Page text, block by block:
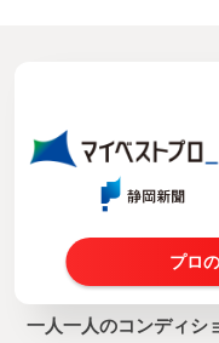
プロ
一人一人のコンディシ